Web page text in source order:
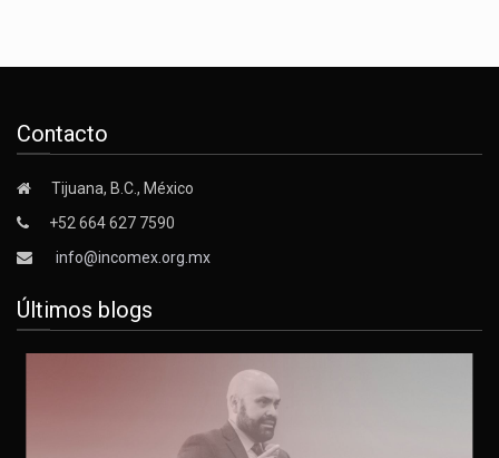
Contacto
Tijuana, B.C., México
+52 664 627 7590
info@incomex.org.mx
Últimos blogs